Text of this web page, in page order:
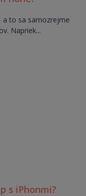
a to sa samozrejme
Napriek...
s iPhonmi?